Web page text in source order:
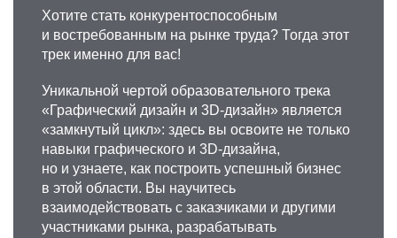
искусственного интеллекта, дизайна для
мобильных устройств, Front-End-разработки.
Хотите стать конкурентоспособным
и востребованным на рынке труда? Тогда этот
трек именно для вас!
Уникальной чертой образовательного трека
«Графический дизайн и 3D-дизайн» является
«замкнутый цикл»: здесь вы освоите не только
навыки графического и 3D-дизайна,
но и узнаете, как построить успешный бизнес
в этой области. Вы научитесь
взаимодействовать с заказчиками и другими
участниками рынка, разрабатывать